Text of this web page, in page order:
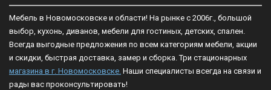
Мебель в Новомосковске и области! На рынке с 2006г., большой
выбор, кухонь, диванов, мебели для гостиных, детских, спален.
Всегда выгодные предложения по всем категориям мебели, акции
и скидки, быстрая доставка, замер и сборка. Три стационарных
магазина в г. Новомосковске. Наши специалисты всегда на связи и
рады вас проконсультировать!